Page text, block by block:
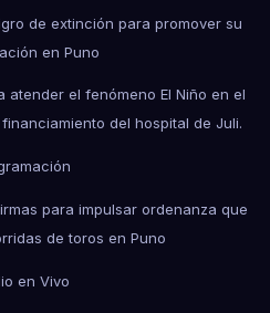
de extinción para promover su
en Puno
el fenómeno El Niño en el
del hospital de Juli.
para impulsar ordenanza que
de toros en Puno
en Vivo